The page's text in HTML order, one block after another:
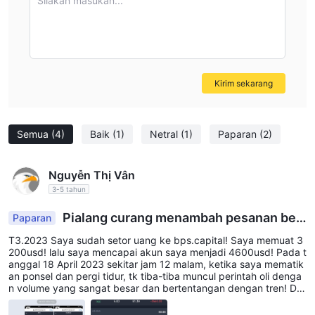
ada banyak broker alternatif untuk BPS CAPITAL tergantung
populer meliputi:
FXTM
: FXTM adalah broker teregulasi dengan berbagai jenis
lanjutan.
FBS: FBS adalah broker populer dengan ketentuan trading
yang kompetitif, berbagai jenis akun, dan beragam sumber
daya edukasi untuk trader.
Bangsa Dagang: Trade Nation adalah broker teregulasi
dengan fokus pada penyediaan pengalaman trading yang
Semua (4) Baik (1) Netral (1) Paparan (2)
Nguyễn Thị Vân
3-5 tahun
Paparan
Pialang curang menambah pesanan bes
ar untuk melawan tren!
T3.2023 Saya sudah setor uang ke bps.capital! Saya memuat 3
200usd! lalu saya mencapai akun saya menjadi 4600usd! Pada t
anggal 18 April 2023 sekitar jam 12 malam, ketika saya mematik
an ponsel dan pergi tidur, tk tiba-tiba muncul perintah oli denga
n volume yang sangat besar dan bertentangan dengan tren! Dal
am waktu sekitar 10 detik, akun saya negatif 3550usd! dan lant
ai secara otomatis memotong urutan negatif itu! Saat itu, saya m
Kirim sekarang